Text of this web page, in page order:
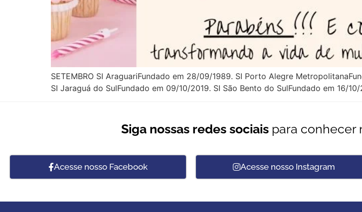
SETEMBRO SI AraguariFundado em 28/09/1989. SI Porto Alegre
SI Jaraguá do SulFundado em 09/10/2019. SI São Bento do SulFundado em 16/
Siga nossas redes sociais para conhecer
Acesse nosso Facebook Acesse nosso Instagram